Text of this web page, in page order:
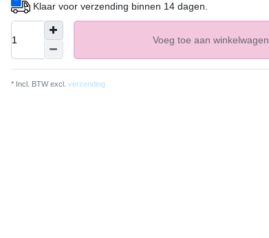
Klaar voor verzending binnen 14 dagen.
Voeg toe aan winkelwagen
* Incl. BTW excl. verzending